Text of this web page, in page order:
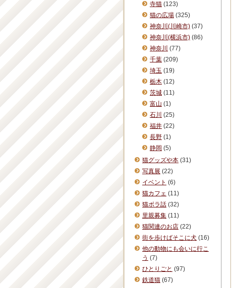
寺猫 (123)
猫の広場 (325)
神奈川(川崎市) (37)
神奈川(横浜市) (86)
神奈川 (77)
千葉 (209)
埼玉 (19)
栃木 (12)
茨城 (11)
富山 (1)
石川 (25)
福井 (22)
長野 (1)
静岡 (5)
猫グッズや本 (31)
写真展 (22)
イベント (6)
猫カフェ (11)
猫ボラ話 (32)
里親募集 (11)
猫関連のお店 (22)
街を歩けばそこに犬 (16)
他の動物にも会いに行こ
う (7)
ひとりごと (97)
鉄道猫 (67)